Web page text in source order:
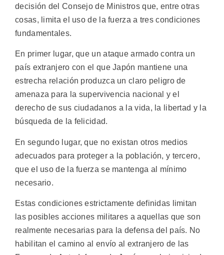
decisión del Consejo de Ministros que, entre otras
cosas, limita el uso de la fuerza a tres condiciones
fundamentales.
En primer lugar, que un ataque armado contra un
país extranjero con el que Japón mantiene una
estrecha relación produzca un claro peligro de
amenaza para la supervivencia nacional y el
derecho de sus ciudadanos a la vida, la libertad y la
búsqueda de la felicidad.
En segundo lugar, que no existan otros medios
adecuados para proteger a la población, y tercero,
que el uso de la fuerza se mantenga al mínimo
necesario.
Estas condiciones estrictamente definidas limitan
las posibles acciones militares a aquellas que son
realmente necesarias para la defensa del país. No
habilitan el camino al envío al extranjero de las